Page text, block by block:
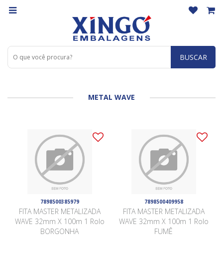
BUSCAR
METAL WAVE
7898500385979
FITA MASTER METALIZADA
WAVE 32mm X 100m 1 Rolo
BORGONHA
7898500409958
FITA MASTER METALIZADA
WAVE 32mm X 100m 1 Rolo
FUMÊ